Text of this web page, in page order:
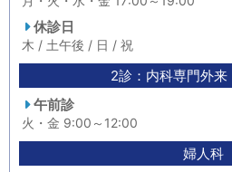
休診日
木 / 土午後 / 日 / 祝
2診：内科専門外来
午前診
火・金 9:00～12:00
婦人科